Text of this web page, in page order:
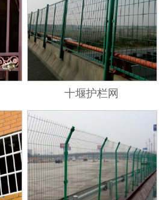
十堰护栏网